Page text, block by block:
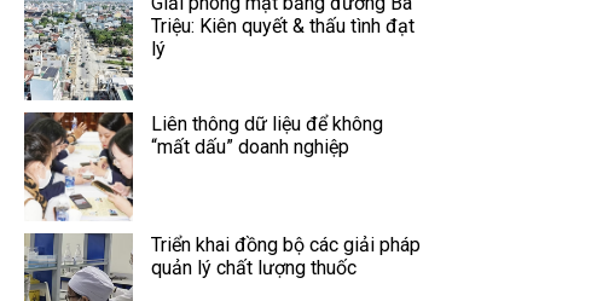
Triệu: Kiên quyết & thấu tình đạt
lý
Liên thông dữ liệu để không
“mất dấu” doanh nghiệp
Triển khai đồng bộ các giải pháp
quản lý chất lượng thuốc